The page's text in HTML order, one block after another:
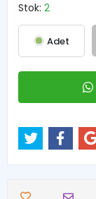
Stok: 2
Adet